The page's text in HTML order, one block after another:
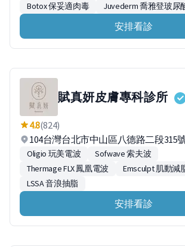
Botox 保妥適肉毒
Juvederm 喬雅登玻尿
安排看診
賦真妍皮膚專科診所
4.8(824)
104台灣台北市中山區八德路二段315
Oligio 玩美電波
Sofwave 索夫波
Thermage FLX 鳳凰電波
Emsculpt 肌動減
LSSA 音浪抽脂
安排看診